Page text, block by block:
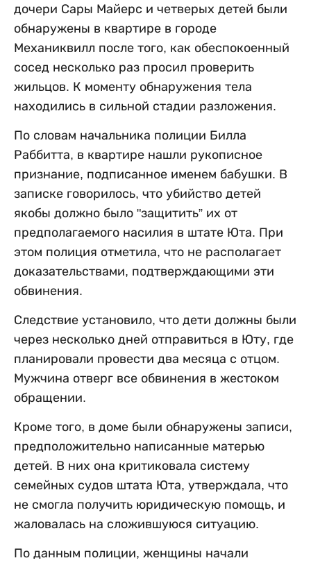
дочери Сары Майерс и четверых детей были
обнаружены в квартире в городе
Механиквилл после того, как обеспокоенный
сосед несколько раз просил проверить
жильцов. К моменту обнаружения тела
находились в сильной стадии разложения.
По словам начальника полиции Билла
Раббитта, в квартире нашли рукописное
признание, подписанное именем бабушки. В
записке говорилось, что убийство детей
якобы должно было "защитить” их от
предполагаемого насилия в штате Юта. При
этом полиция отметила, что не располагает
доказательствами, подтверждающими эти
обвинения.
Следствие установило, что дети должны были
через несколько дней отправиться в Юту, где
планировали провести два месяца с отцом.
Мужчина отверг все обвинения в жестоком
обращении.
Кроме того, в доме были обнаружены записи,
предположительно написанные матерью
детей. В них она критиковала систему
семейных судов штата Юта, утверждала, что
не смогла получить юридическую помощь, и
жаловалась на сложившуюся ситуацию.
По данным полиции, женщины начали